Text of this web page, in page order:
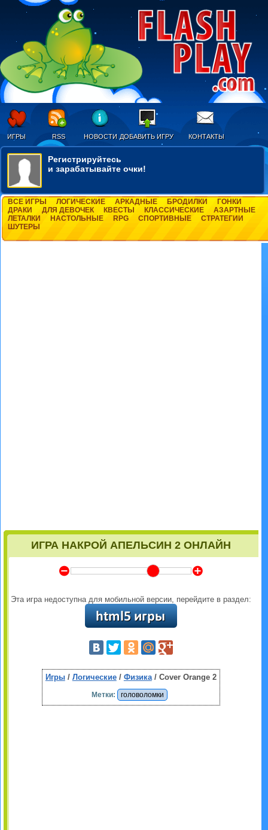
ИГРЫ RSS НОВОСТИ ДОБАВИТЬ ИГРУ КОНТАКТЫ
Регистрируйтесь
и зарабатывайте очки!
ВСЕ ИГРЫ ЛОГИЧЕСКИЕ АРКАДНЫЕ БРОДИЛКИ
ГОНКИ
ДРАКИ
ДЛЯ ДЕВОЧЕК КВЕСТЫ КЛАССИЧЕСКИЕ
АЗАРТНЫЕ
ЛЕТАЛКИ
НАСТОЛЬНЫЕ RPG СПОРТИВНЫЕ
СТРАТЕГИИ
ШУТЕРЫ
ИГРА НАКРОЙ АПЕЛЬСИН 2 ОНЛАЙН
Y Z
Эта игра недоступна для мобильной версии, перейдите в раздел:
Игры/ Логические/ Физика/ Cover Orange 2
Метки: головоломки